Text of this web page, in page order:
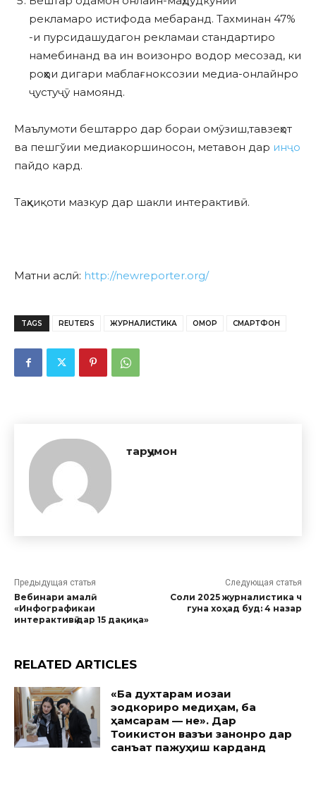
рекламаро истифода мебаранд. Тахминан 47%
-и пурсидашудагон рекламаи стандартиро
намебинанд ва ин воизонро водор месозад, ки
роҳҳои дигари маблағноксозии медиа-онлайнро
ҷустуҷӯ намоянд.
Маълумоти бештарро дар бораи омӯзиш,тавзеҳот
ва пешгўии медиакоршиносон, метавон дар инҷо
пайдо кард.
Таҳқиқоти мазкур дар шакли интерактивӣ.
Матни аслӣ: http://newreporter.org/
TAGS REUTERS ЖУРНАЛИСТИКА ОМОР СМАРТФОН
тарҷумон
Предыдущая статья
Вебинари амалӣ
«Инфографикаи
интерактивӣ дар 15 дақиқа»
Следующая статья
Соли 2025 журналистика чӣ
гуна хоҳад буд: 4 назар
RELATED ARTICLES
«Ба духтарам иҷозаи
эҷодкориро медиҳам, ба
ҳамсарам — не». Дар
Тоҷикистон вазъи занонро дар
санъат пажуҳиш карданд